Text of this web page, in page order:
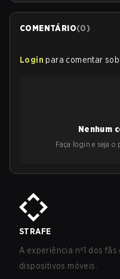
COMENTÁRIO(0)
Login para comentar
Nenhum
Faça login e seja o
STRAFE
A experiência nº1 dos
dispositivos móveis.